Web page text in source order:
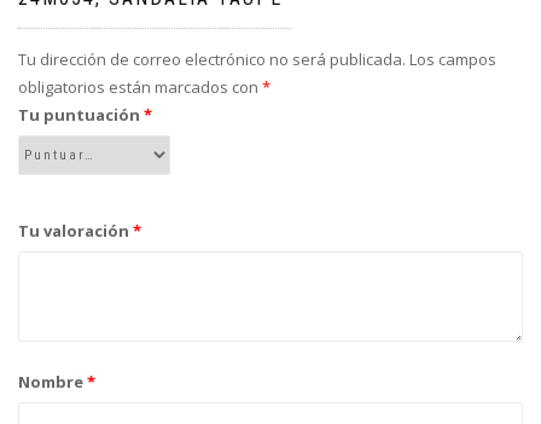
Tu dirección de correo electrónico no será publicada. Los campos
obligatorios están marcados con *
Tu puntuación *
Tu valoración *
Nombre*